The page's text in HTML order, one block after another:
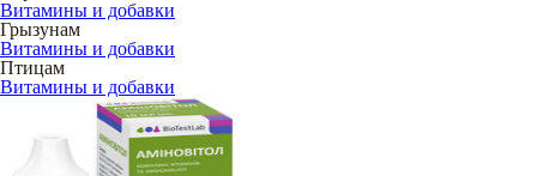
Витамины и добавки
Грызунам
Витамины и добавки
Птицам
Витамины и добавки